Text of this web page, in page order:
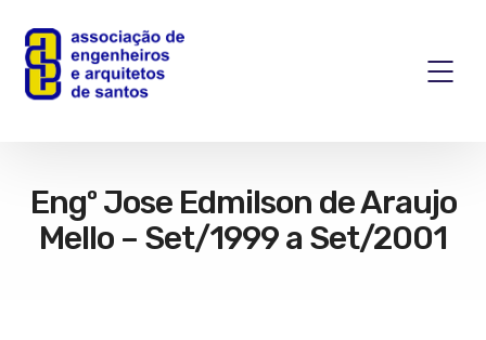
Engº Jose Edmilson de Araujo
Mello – Set/1999 a Set/2001